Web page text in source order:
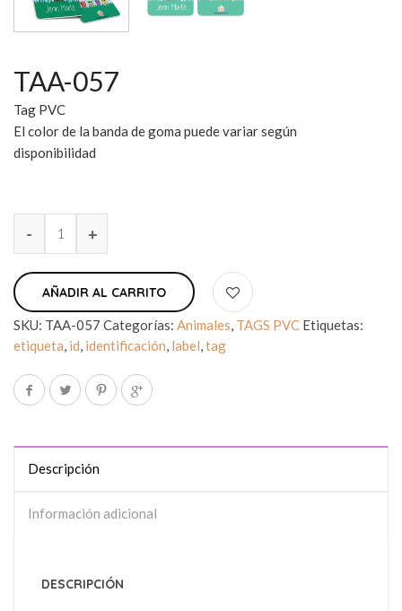
TAA-057
Tag PVC
El color de la banda de goma puede variar según
disponibilidad
AÑADIR AL CARRITO
SKU: TAA-057 Categorías: Animales, TAGS PVC Etiquetas:
etiqueta, id, identificación, label,tag
Descripción
Información adicional
DESCRIPCIÓN